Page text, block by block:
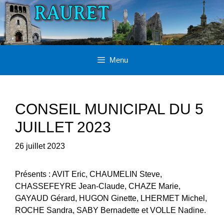
Aller
au
contenu
Menu
CONSEIL MUNICIPAL DU 5
JUILLET 2023
26 juillet 2023
Présents : AVIT Eric, CHAUMELIN Steve,
CHASSEFEYRE Jean-Claude, CHAZE Marie,
GAYAUD Gérard, HUGON Ginette, LHERMET Michel,
ROCHE Sandra, SABY Bernadette et VOLLE Nadine.